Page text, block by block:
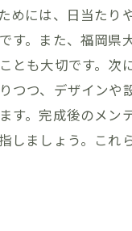
めには、日当たり
す。また、福岡県
とも大切です。次
つつ、デザインや
す。完成後のメン
しましょう。これ